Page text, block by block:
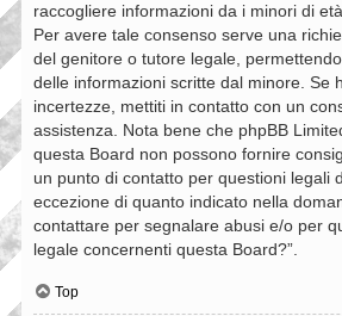
raccogliere informazioni da i minori di
Per avere tale consenso serve una
del genitore o tutore legale,
delle informazioni scritte dal minore. Se
incertezze, mettiti in contatto con un
assistenza. Nota bene che phpBB
questa Board non possono fornire
un punto di contatto per questioni legali
eccezione di quanto indicato nella
contattare per segnalare abusi e/o per
legale concernenti questa Board?”.
Top